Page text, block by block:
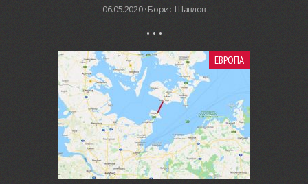
06.05.2020 · Борис Шавлов
ЕВРОПА